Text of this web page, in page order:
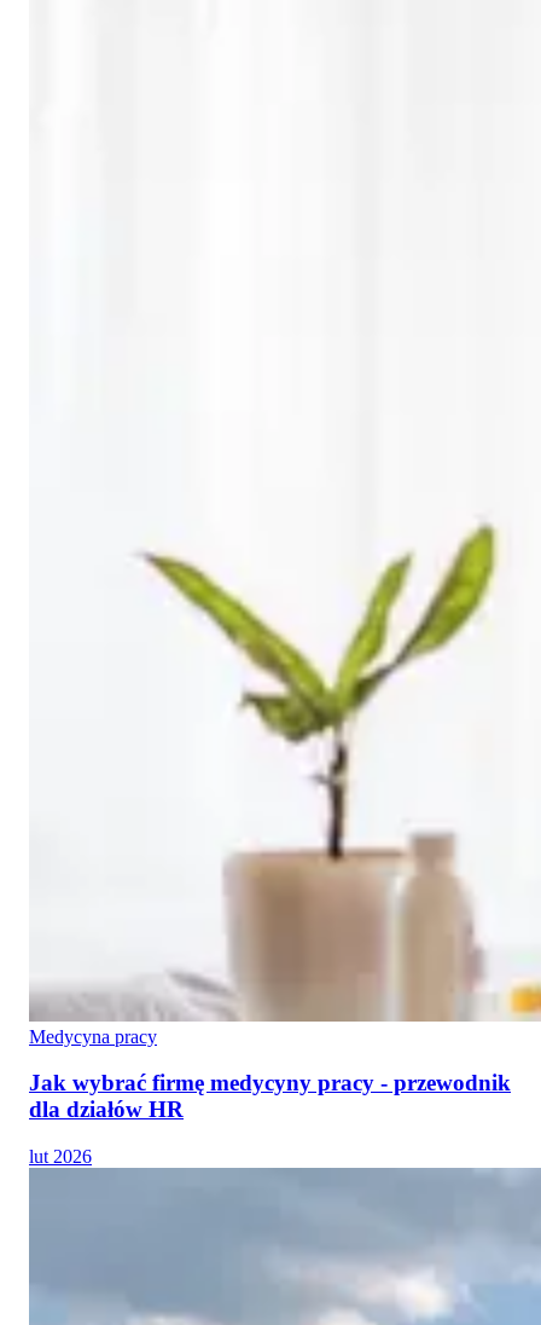
Medycyna pracy
Jak wybrać firmę medycyny pracy - przewodnik
dla działów HR
lut 2026